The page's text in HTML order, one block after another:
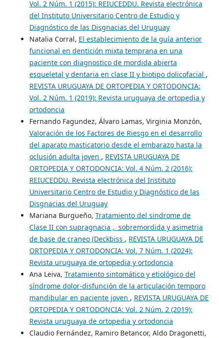
Vol. 2 Núm. 1 (2015): REIUCEDDU. Revista electrónica
del Instituto Universitario Centro de Estudio y
Diagnóstico de las Disgnacias del Uruguay
Natalia Corral, El establecimiento de la guía anterior
funcional en dentición mixta temprana en una
paciente con diagnostico de mordida abierta
esqueletal y dentaria en clase II y biotipo dolicofacial ,
REVISTA URUGUAYA DE ORTOPEDIA Y ORTODONCIA:
Vol. 2 Núm. 1 (2019): Revista uruguaya de ortopedia y
ortodoncia
Fernando Fagundez, Álvaro Lamas, Virginia Monzón,
Valoración de los Factores de Riesgo en el desarrollo
del aparato masticatorio desde el embarazo hasta la
oclusión adulta joven , REVISTA URUGUAYA DE
ORTOPEDIA Y ORTODONCIA: Vol. 4 Núm. 2 (2016):
REIUCEDDU. Revista electrónica del Instituto
Universitario Centro de Estudio y Diagnóstico de las
Disgnacias del Uruguay
Mariana Burgueño, Tratamiento del sindrome de
Clase II con supragnacia , sobremordida y asimetria
de base de craneo (Deckbiss , REVISTA URUGUAYA DE
ORTOPEDIA Y ORTODONCIA: Vol. 7 Núm. 1 (2024):
Revista uruguaya de ortopedia y ortodoncia
Ana Leiva, Tratamiento sintomático y etiológico del
síndrome dolor-disfunción de la articulación temporo
mandibular en paciente joven , REVISTA URUGUAYA DE
ORTOPEDIA Y ORTODONCIA: Vol. 2 Núm. 2 (2019):
Revista uruguaya de ortopedia y ortodoncia
Claudio Fernández, Ramiro Betancor, Aldo Dragonetti,